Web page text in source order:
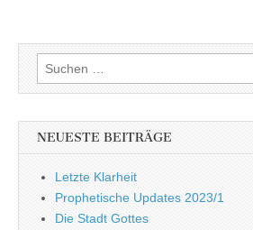
Suchen
nach:
NEUESTE BEITRÄGE
Letzte Klarheit
Prophetische Updates 2023/1
Die Stadt Gottes